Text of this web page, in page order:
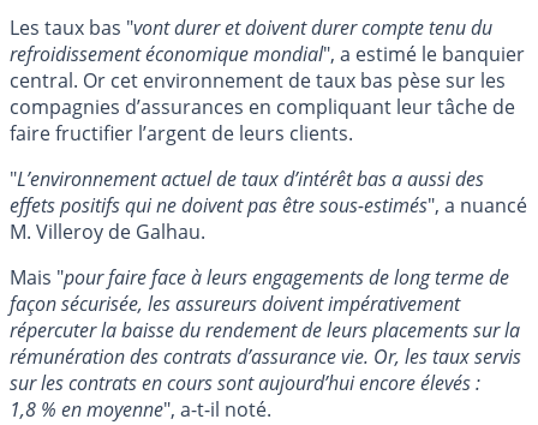
Les taux bas "vont durer et doivent durer compte tenu du
refroidissement économique mondial", a estimé le banquier
central. Or cet environnement de taux bas pèse sur les
compagnies d’assurances en compliquant leur tâche de
faire fructifier l’argent de leurs clients.
"L’environnement actuel de taux d’intérêt bas a aussi des
effets positifs qui ne doivent pas être sous-estimés", a nuancé
M. Villeroy de Galhau.
Mais "pour faire face à leurs engagements de long terme de
façon sécurisée, les assureurs doivent impérativement
répercuter la baisse du rendement de leurs placements sur la
rémunération des contrats d’assurance vie. Or, les taux servis
sur les contrats en cours sont aujourd’hui encore élevés :
1,8 % en moyenne", a-t-il noté.